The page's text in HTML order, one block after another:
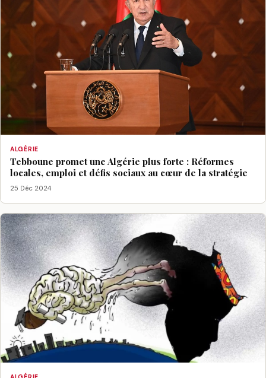
ALGÉRIE
Tebboune promet une Algérie plus forte : Réformes
locales, emploi et défis sociaux au cœur de la stratégie
25 Déc 2024